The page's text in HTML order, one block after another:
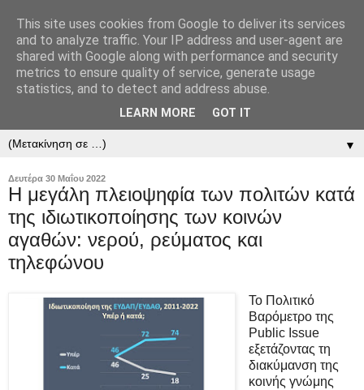
▼
Δευτέρα 30 Μαΐου 2022
Η μεγάλη πλειοψηφία των πολιτών κατά
της ιδιωτικοποίησης των κοινών
αγαθών: νερού, ρεύματος και
τηλεφώνου
Το Πολιτικό
Βαρόμετρο της
Public Issue
εξετάζοντας τη
διακύμανση της
κοινής γνώμης
This site uses cookies from Google to deliver its services
and to analyze traffic. Your IP address and user-agent are
shared with Google along with performance and security
metrics to ensure quality of service, generate usage
statistics, and to detect and address abuse.
LEARN MORE GOT IT